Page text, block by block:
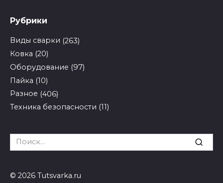
Рубрики
Виды сварки (263)
Ковка (20)
Оборудование (97)
Пайка (10)
Разное (406)
Техника безопасности (11)
Search
for:
© 2026 Tutsvarka.ru